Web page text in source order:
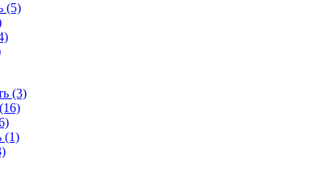
(5)
(3)
(1)